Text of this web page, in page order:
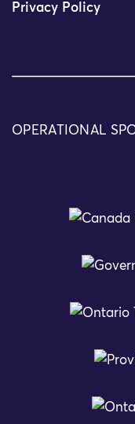
Privacy Policy
OPERATIONAL